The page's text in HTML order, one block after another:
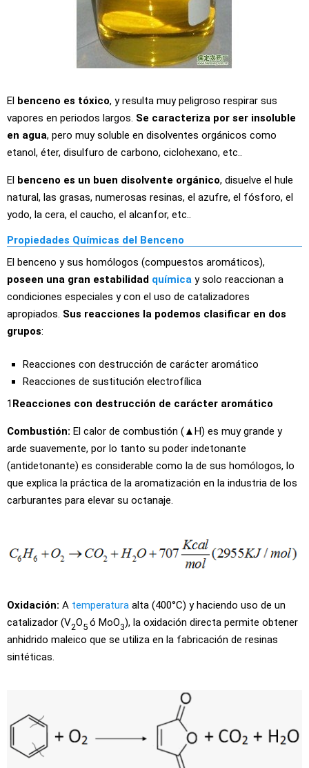
El benceno es tóxico, y resulta muy peligroso respirar sus
vapores en periodos largos. Se caracteriza por ser insoluble
en agua, pero muy soluble en disolventes orgánicos como
etanol, éter, disulfuro de carbono, ciclohexano, etc..
El benceno es un buen disolvente orgánico, disuelve el hule
natural, las grasas, numerosas resinas, el azufre, el fósforo, el
yodo, la cera, el caucho, el alcanfor, etc..
Propiedades Químicas del Benceno
El benceno y sus homólogos (compuestos aromáticos),
poseen una gran estabilidad química y solo reaccionan a
condiciones especiales y con el uso de catalizadores
apropiados. Sus reacciones la podemos clasificar en dos
grupos:
Reacciones con destrucción de carácter aromático
Reacciones de sustitución electrofílica
1Reacciones con destrucción de carácter aromático
Combustión: El calor de combustión (▲H) es muy grande y
arde suavemente, por lo tanto su poder indetonante
(antidetonante) es considerable como la de sus homólogos, lo
que explica la práctica de la aromatización en la industria de los
carburantes para elevar su octanaje.
Oxidación: A temperatura alta (400°C) y haciendo uso de un
catalizador (V2O5 ó MoO3), la oxidación directa permite obtener
anhidrido maleico que se utiliza en la fabricación de resinas
sintéticas.